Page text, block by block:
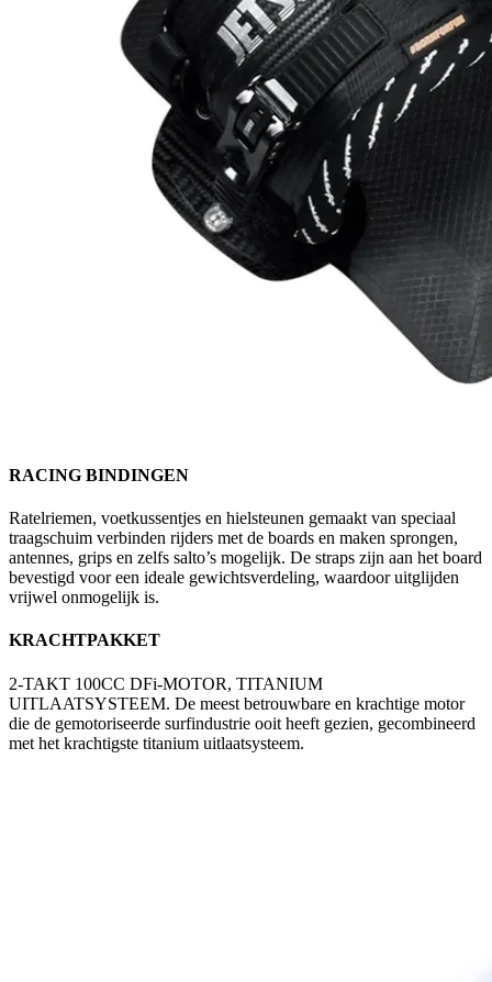
RACING BINDINGEN
Ratelriemen, voetkussentjes en hielsteunen gemaakt van speciaal
traagschuim verbinden rijders met de boards en maken sprongen,
antennes, grips en zelfs salto’s mogelijk. De straps zijn aan het board
bevestigd voor een ideale gewichtsverdeling, waardoor uitglijden
vrijwel onmogelijk is.
KRACHTPAKKET
2-TAKT 100CC DFi-MOTOR, TITANIUM
UITLAATSYSTEEM. De meest betrouwbare en krachtige motor
die de gemotoriseerde surfindustrie ooit heeft gezien, gecombineerd
met het krachtigste titanium uitlaatsysteem.